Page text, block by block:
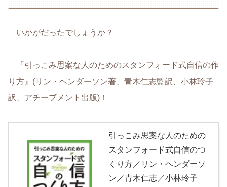
いかがだったでしょうか？
『引っこみ思案な人のためのスタンフォード式自信の作
り方』(リン・ヘンダーソン著、青木仁志監訳、小林玲子
訳、アチーブメント出版)！
引っこみ思案な人のための
スタンフォード式自信のつ
くり方／リン・ヘンダーソ
ン／青木仁志／小林玲子